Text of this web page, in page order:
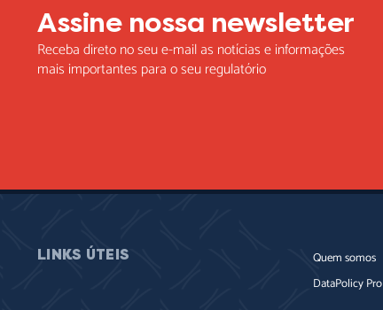
Assine nossa newsletter
Receba direto no seu e-mail as notícias e informações
mais importantes para o seu regulatório
LINKS ÚTEIS
Quem somos
DataPolicy Pro